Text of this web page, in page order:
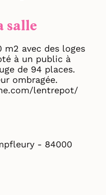
salle
m2 avec des loges
à un public à
de 94 places.
ombragée.
lentrepot/
- 84000